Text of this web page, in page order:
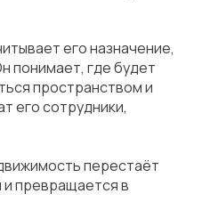
его назначение,
понимает, где будет
пространством и
его сотрудники,
перестаёт
превращается в